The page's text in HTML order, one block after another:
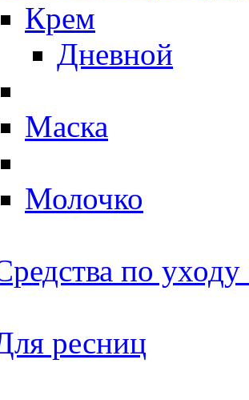
Крем
Дневной
Маска
Молочко
по уходу
ресниц